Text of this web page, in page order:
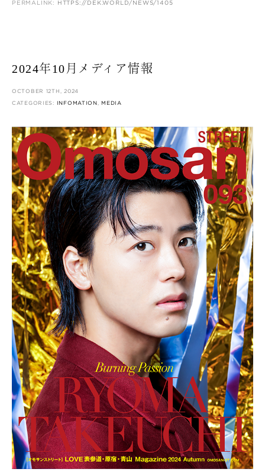
PERMALINK: HTTPS://DEK.WORLD/NEWS/1405
2024年10月メディア情報
OCTOBER 12TH, 2024
CATEGORIES: INFOMATION ,MEDIA